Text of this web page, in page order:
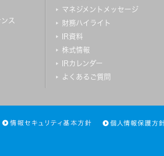
ス
マネジメントメッセージ
財務ハイライト
IR資料
株式情報
IRカレンダー
よくあるご質問